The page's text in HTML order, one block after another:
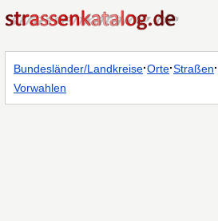
Bundesländer/Landkreise·Orte·Straßen·
Vorwahlen